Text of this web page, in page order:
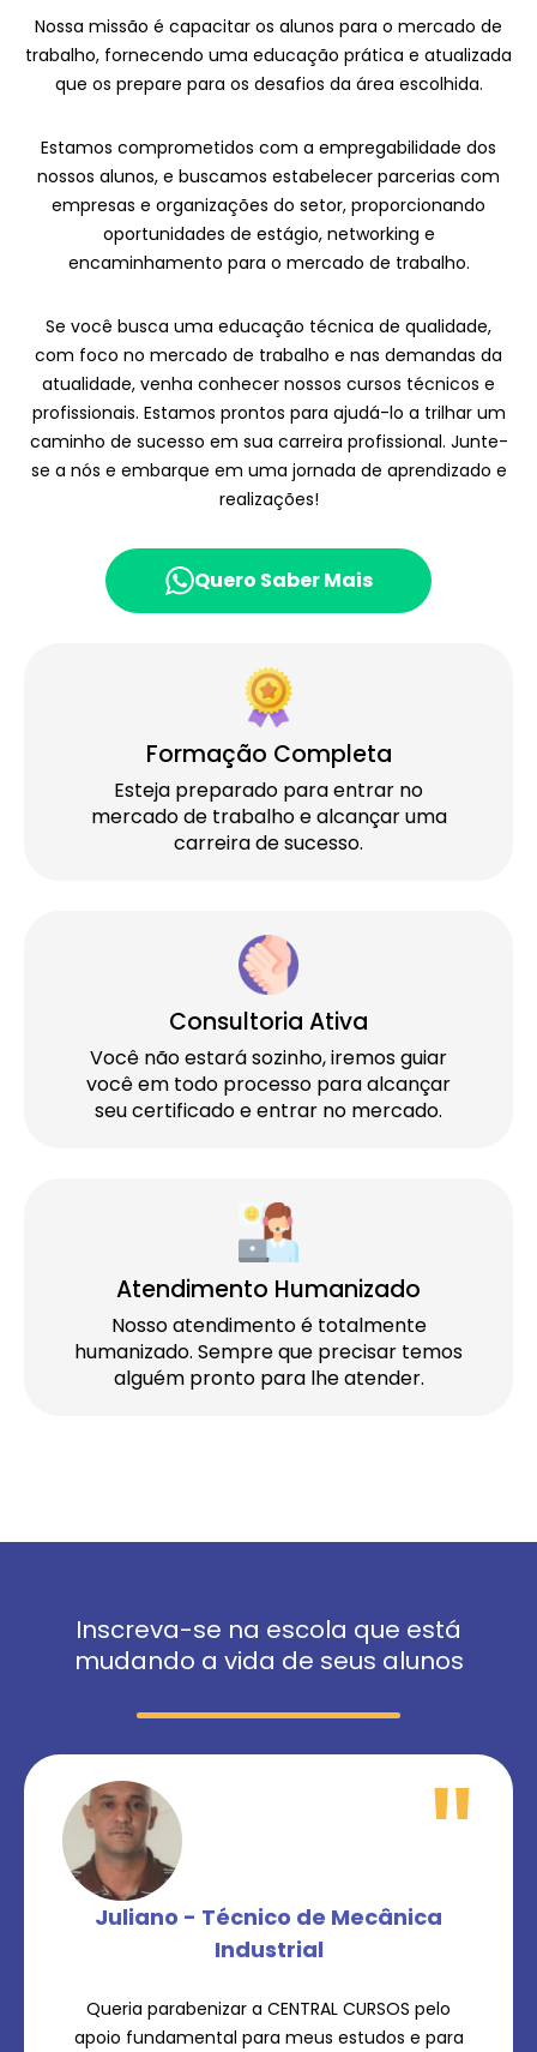
Nossa missão é capacitar os alunos para o mercado de
trabalho, fornecendo uma educação prática e atualizada
que os prepare para os desafios da área escolhida.
Estamos comprometidos com a empregabilidade dos
nossos alunos, e buscamos estabelecer parcerias com
empresas e organizações do setor, proporcionando
oportunidades de estágio, networking e
encaminhamento para o mercado de trabalho.
Se você busca uma educação técnica de qualidade,
com foco no mercado de trabalho e nas demandas da
atualidade, venha conhecer nossos cursos técnicos e
profissionais. Estamos prontos para ajudá-lo a trilhar um
caminho de sucesso em sua carreira profissional. Junte-
se a nós e embarque em uma jornada de aprendizado e
realizações!
Quero Saber Mais
Formação Completa
Esteja preparado para entrar no
mercado de trabalho e alcançar uma
carreira de sucesso.
Consultoria Ativa
Você não estará sozinho, iremos guiar
você em todo processo para alcançar
seu certificado e entrar no mercado.
Atendimento Humanizado
Nosso atendimento é totalmente
humanizado. Sempre que precisar temos
alguém pronto para lhe atender.
Inscreva-se na escola que está
mudando a vida de seus alunos
"
Juliano - Técnico de Mecânica
Industrial
Queria parabenizar a CENTRAL CURSOS pelo
apoio fundamental para meus estudos e para